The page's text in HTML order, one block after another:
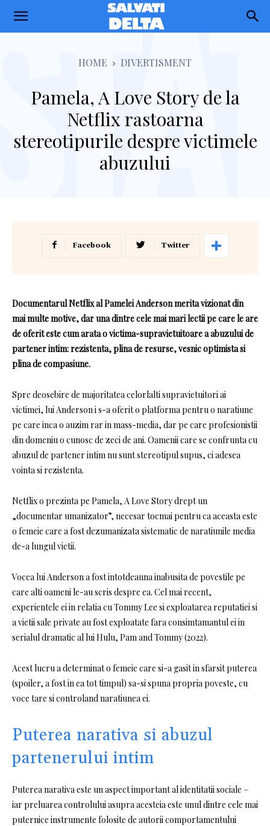
Salvati
HOME DIVERTISMENT
Pamela, A Love Story de la
Netflix rastoarna
stereotipurile despre victimele
abuzului
Facebook Twitter
Documentarul Netflix al Pamelei Anderson merita vizionat din
mai multe motive, dar una dintre cele mai mari lectii pe care le are
de oferit este cum arata o victima-supravietuitoare a abuzului de
partener intim: rezistenta, plina de resurse, vesnic optimista si
plina de compasiune.
Spre deosebire de majoritatea celorlalti supravietuitori ai
victimei, lui Anderson i s-a oferit o platforma pentru o naratiune
pe care inca o auzim rar in mass-media, dar pe care profesionistii
din domeniu o cunosc de zeci de ani. Oamenii care se confrunta cu
abuzul de partener intim nu sunt stereotipul supus, ci adesea
vointa si rezistenta.
Netflix o prezinta pe Pamela, A Love Story drept un
„documentar umanizator”, necesar tocmai pentru ca aceasta este
o femeie care a fost dezumanizata sistematic de naratiunile media
de-a lungul vietii.
Vocea lui Anderson a fost intotdeauna inabusita de povestile pe
care alti oameni le-au scris despre ea. Cel mai recent,
experientele ei in relatia cu Tommy Lee si exploatarea reputatiei si
a vietii sale private au fost exploatate fara consimtamantul ei in
serialul dramatic al lui Hulu, Pam and Tommy (2022).
Acest lucru a determinat o femeie care si-a gasit in sfarsit puterea
(spoiler, a fost in ea tot timpul) sa-si spuna propria poveste, cu
voce tare si controland naratiunea ei.
Puterea narativa si abuzul
partenerului intim
Puterea narativa este un aspect important al identitatii sociale –
iar preluarea controlului asupra acesteia este unul dintre cele mai
puternice instrumente folosite de autorii comportamentului